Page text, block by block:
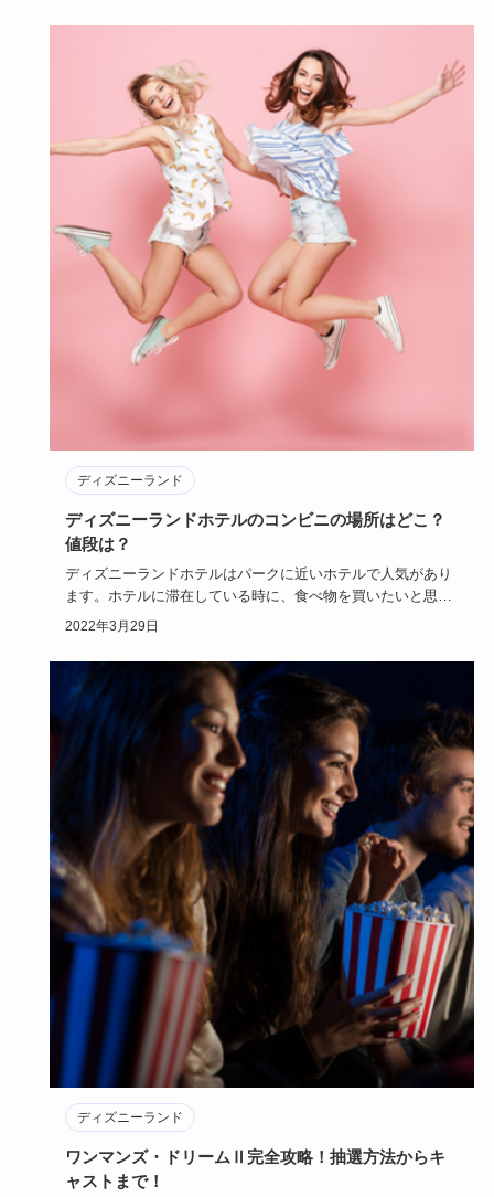
ディズニーランド
ディズニーランドホテルのコンビニの場所はどこ？
値段は？
ディズニーランドホテルはパークに近いホテルで人気があり
ます。ホテルに滞在している時に、食べ物を買いたいと思っ
たことはありま…
2022年3月29日
ディズニーランド
ワンマンズ・ドリームⅡ完全攻略！抽選方法からキ
ャストまで！